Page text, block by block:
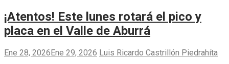
¡Atentos! Este lunes rotará el pico y
placa en el Valle de Aburrá
Ene 28, 2026Ene 29, 2026 Luis Ricardo Castrillón Piedrahíta